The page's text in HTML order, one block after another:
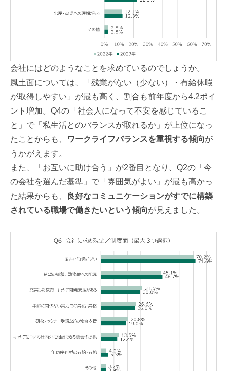
会社にはどのようなことを求めているのでしょうか。
風土面については、「残業がない（少ない）・有給休暇
が取得しやすい」が最も高く、割合も前年度から4.2ポイ
ント増加。Q4の「社会人になって不安を感じているこ
と」で 「私生活とのバランスが取れるか」が上位になっ
たことからも、
ワークライフバランスを重視する傾向が
うかがえます。
また、「お互いに助け合う」が2番目となり、Q2の「今
の会社を選んだ基準」で「雰囲気がよい」が最も高かっ
た結果からも、
良好なコミュニケーションがすでに構築
されている職場で働きたいという傾向が見えました。